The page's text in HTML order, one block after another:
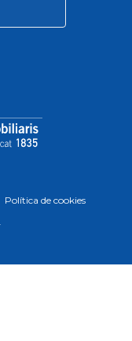
Política de cookies